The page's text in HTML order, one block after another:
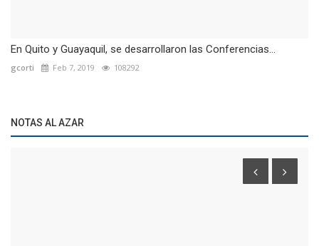
En Quito y Guayaquil, se desarrollaron las Conferencias...
gcorti Feb 7, 2019 108292
NOTAS AL AZAR